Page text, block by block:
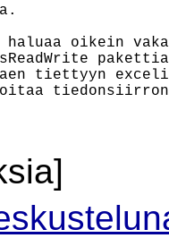
haluaa oikein
tiettyyn